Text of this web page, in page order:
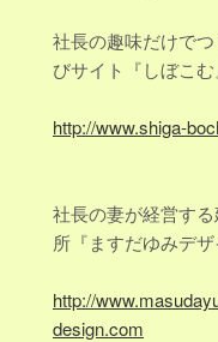
社長の趣味だけで
びサイト『しぼこむ
http://www.shiga-
社長の妻が経営す
所『ますだゆみデ
http://
design.com